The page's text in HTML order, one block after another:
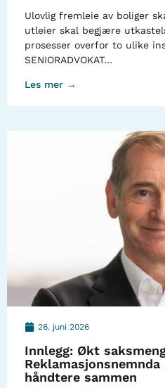
Ulovlig fremleie av boliger
utleier skal begjære
prosesser overfor to ulike
SENIORADVOKAT…
Les mer →
26. juni 2026
Innlegg: Økt
håndtere sammen